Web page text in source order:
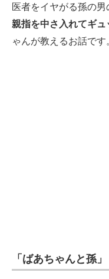
エレクトロニクス専門サ
電子設計の基本と応用
医者をイヤがる孫の男
親指を中さ入れてギュ
ゃんが教えるお話です
「ばあちゃんと孫」